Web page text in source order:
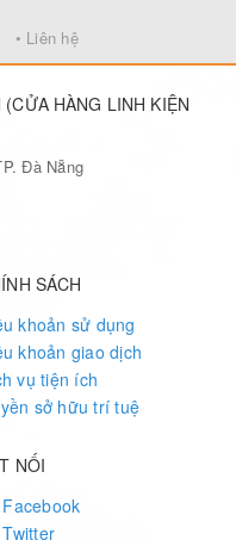
• Liên hệ
HÀNG LINH KIỆN
Đà Nẵng
SÁCH
khoản sử dụng
khoản giao dịch
vụ tiện ích
sở hữu trí tuệ
NỐI
Facebook
Twitter